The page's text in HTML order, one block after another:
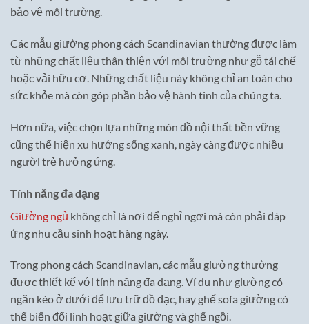
bảo vệ môi trường.
Các mẫu giường phong cách Scandinavian thường được làm
từ những chất liệu thân thiện với môi trường như gỗ tái chế
hoặc vải hữu cơ. Những chất liệu này không chỉ an toàn cho
sức khỏe mà còn góp phần bảo vệ hành tinh của chúng ta.
Hơn nữa, việc chọn lựa những món đồ nội thất bền vững
cũng thể hiện xu hướng sống xanh, ngày càng được nhiều
người trẻ hưởng ứng.
Tính năng đa dạng
Giường ngủ không chỉ là nơi để nghỉ ngơi mà còn phải đáp
ứng nhu cầu sinh hoạt hàng ngày.
Trong phong cách Scandinavian, các mẫu giường thường
được thiết kế với tính năng đa dạng. Ví dụ như giường có
ngăn kéo ở dưới để lưu trữ đồ đạc, hay ghế sofa giường có
thể biến đổi linh hoạt giữa giường và ghế ngồi.